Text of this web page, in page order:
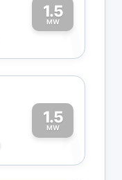
1.5
MW1
1.5
MW1